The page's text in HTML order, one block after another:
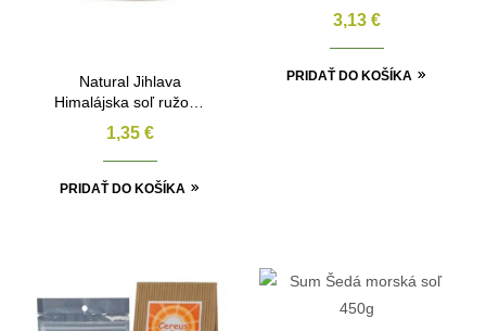
Natural Jihlava
Himalájska soľ ružová
jemná 500g
1,35 €
PRIDAŤ DO KOŠÍKA
BIO 120g
3,13 €
PRIDAŤ DO KOŠÍKA